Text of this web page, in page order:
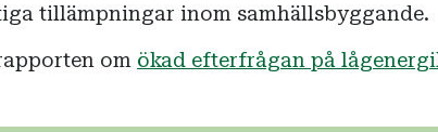
tillämpningar inom samhällsbyggande.
om ökad efterfrågan på